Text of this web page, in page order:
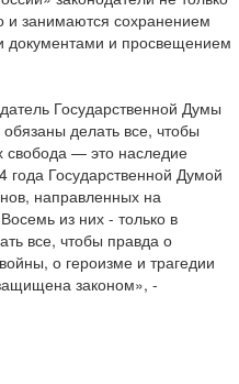
и занимаются сохранением
документами и просвещением
Государственной Думы
делать все, чтобы
— это наследие
года Государственной Думой
направленных на
из них - только в
все, чтобы правда о
о героизме и трагедии
законом», -